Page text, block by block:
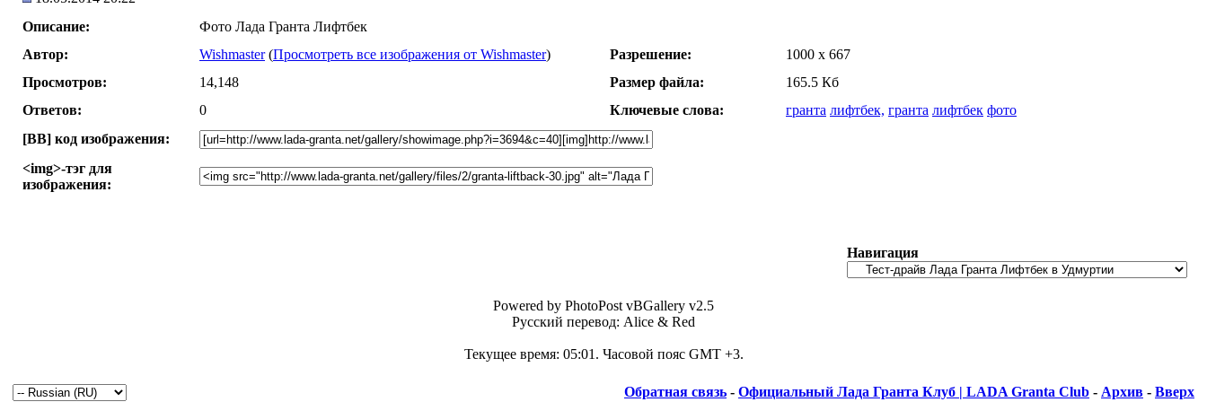
Описание:
Фото Лада Гранта Лифтбек
Автор:
Wishmaster (Просмотреть все изображения от Wishmaster) Разрешение:
1000 x 667
Просмотров:
14,148 Размер файла:
165.5 Кб
Ответов:
0 Ключевые слова: гранта лифтбек, гранта лифтбек фото
[BB] код изображения:
<img>-тэг для
изображения:
Навигация
Powered by PhotoPost vBGallery v2.5
Русский перевод: Alice & Red
Текущее время: 05:01 . Часовой пояс GMT +3.
Обратная связь - Официальный Лада Гранта Клуб | LADA Granta Club - Архив - Вверх